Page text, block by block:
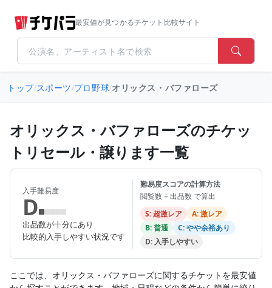
最安値が見つかるチケット比較サイト
トップ/スポーツ/プロ野球/オリックス・バファローズ
オリックス・バファローズのチケッ
トリセール・譲ります一覧
入手難易度
D
出品数が十分にあり
比較的入手しやすい状況です
難易度スコアの計算方法
閲覧数 ÷ 出品数 で算出
S: 超激レア
A: 激レア
B: 普通
C: やや余裕あり
D: 入手しやすい
ここでは、オリックス・バファローズに関するチケットを最安値